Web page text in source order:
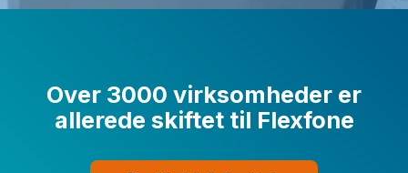
Over 3000 virksomheder er
allerede skiftet til Flexfone